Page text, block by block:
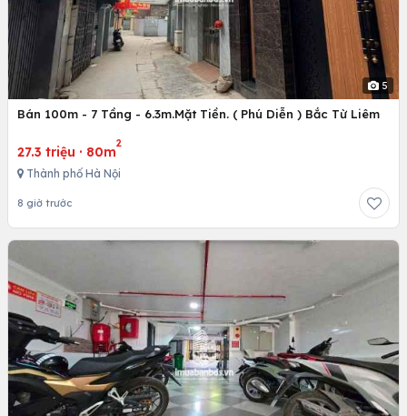
5
Bán 100m - 7 Tầng - 6.3m.Mặt Tiền. ( Phú Diễn ) Bắc Từ Liêm
27.3 triệu · 80m
2
Thành phố Hà Nội
8 giờ trước